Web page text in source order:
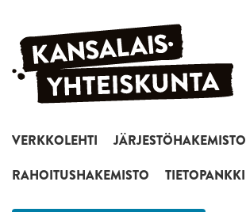
Siirry sisältöön
VERKKOLEHTI
JÄRJESTÖHAKEMISTO
RAHOITUSHAKEMISTO
TIETOPANKKI